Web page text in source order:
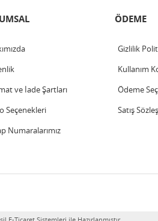
ve İade Şartları
Seçenekleri
Numaralarımız
ÖDEME
Gizlilik
Kullanım
Ödeme
Satış